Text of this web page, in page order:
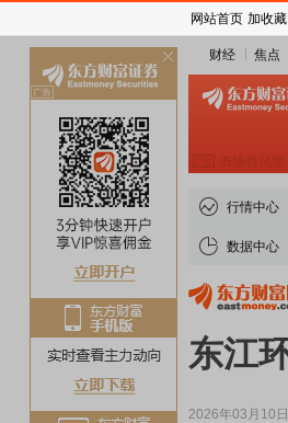
财经 焦点
行情中心
数据中心
东江
2026年03月10
网站首页 加收藏
关